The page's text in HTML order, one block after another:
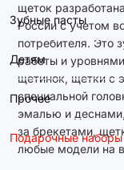
Зубные пасты
Детям
Прочее
Подарочные наборы
щеток
России с учетом
потребителя. Это
работы и
щетинок, щетки с
специальной
эмалью и
за брекетами,
любые модели на